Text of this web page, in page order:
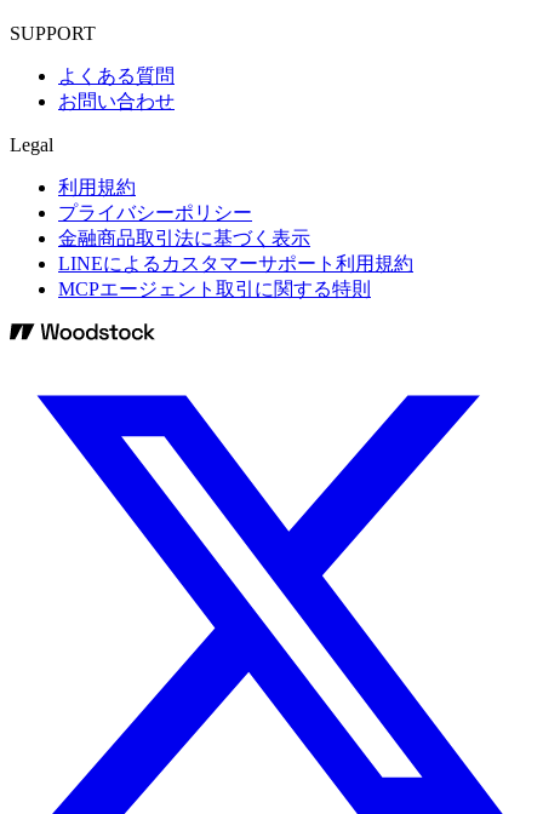
SUPPORT
よくある質問
お問い合わせ
Legal
利用規約
プライバシーポリシー
金融商品取引法に基づく表示
LINEによるカスタマーサポート利用規約
MCPエージェント取引に関する特則